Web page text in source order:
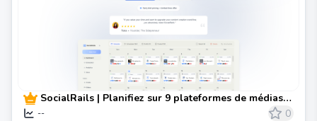
SocialRails | Planifiez sur 9 plateformes de médias
sociaux
-- 0